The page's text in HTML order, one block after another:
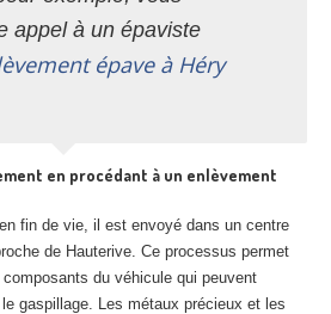
appel à un épaviste
épave à Héry
en procédant à un enlèvement
fin de vie, il est envoyé dans un centre
de Hauterive. Ce processus permet
du véhicule qui peuvent
gaspillage. Les métaux précieux et les